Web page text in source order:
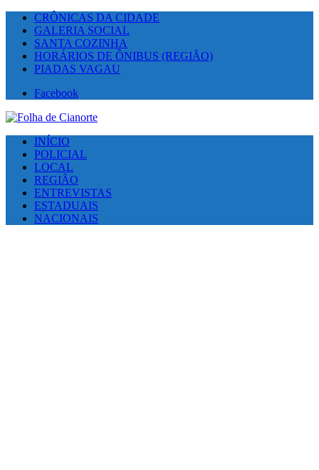
CRÔNICAS DA CIDADE
GALERIA SOCIAL
SANTA COZINHA
HORÁRIOS DE ÔNIBUS (REGIÃO)
PIADAS VAGAU
Facebook
INÍCIO
POLICIAL
LOCAL
REGIÃO
ENTREVISTAS
ESTADUAIS
NACIONAIS